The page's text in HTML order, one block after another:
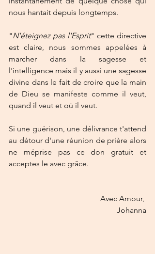
nous hantait depuis longtemps.
"N'éteignez pas l'Esprit" cette directive
est claire, nous sommes appelées à
marcher dans la sagesse et
l'intelligence mais il y aussi une sagesse
divine dans le fait de croire que la main
de Dieu se manifeste comme il veut,
quand il veut et où il veut.
Si une guérison, une délivrance t'attend
au détour d'une réunion de prière alors
ne méprise pas ce don gratuit et
acceptes le avec grâce.
Avec Amour,
Johanna